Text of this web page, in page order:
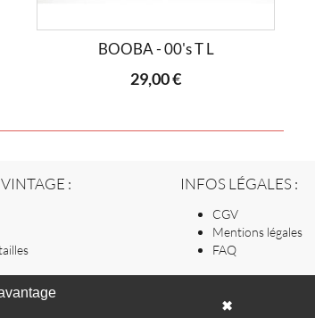
✖
BOOBA - 00's T L
29,00 €
: INFOS LÉGALES :
CGV
Mentions légales
FAQ